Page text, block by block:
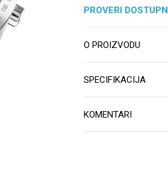
PROVERI
O PROIZVODU
SPECIFIKACIJA
KOMENTARI